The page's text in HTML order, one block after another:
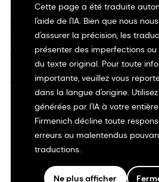
Cette page a été traduite
l'aide de l'IA. Bien que nous
d'assurer la précision, les
présenter des imperfections
du texte original. Pour toute
importante, veuillez vous
dans la langue d'origine.
générées par l'IA à votre
Firmenich décline toute
erreurs ou malentendus
traductions.
Ne plus afficher
Conditions d'utilisation
Conditions d'utilisation
Transparence en Californie
Déclaration d'accessibilité
Informations juridiques
Plan du site